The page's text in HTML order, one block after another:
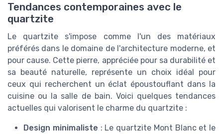
Tendances contemporaines avec le
quartzite
Le quartzite s'impose comme l'un des matériaux
préférés dans le domaine de l'architecture moderne, et
pour cause. Cette pierre, appréciée pour sa durabilité et
sa beauté naturelle, représente un choix idéal pour
ceux qui recherchent un éclat époustouflant dans la
cuisine ou la salle de bain. Voici quelques tendances
actuelles qui valorisent le charme du quartzite :
Design minimaliste : Le quartzite Mont Blanc et le